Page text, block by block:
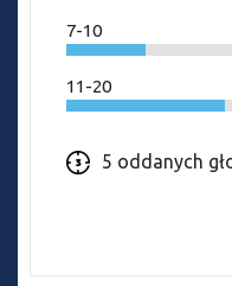
7-10
11-20
5 oddanych